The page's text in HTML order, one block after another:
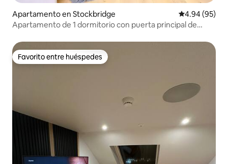
Apartamento en Stockbridge Calificación
4.94 (95)
Apartamento de 1 dormitorio con puerta principal de
Favorito entre huéspedes
Favorito entre huéspedes